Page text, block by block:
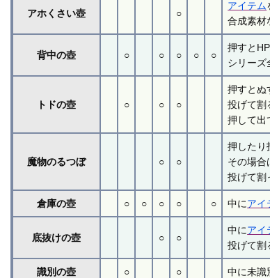
アホくさい壺 ○
アイテム
合成素材
背中の壺 ○ ○ ○ ○ ○
押すと
シリーズ
トドの壺 ○ ○ ○
押すとぬ
投げて割
押して出
魔物のるつぼ ○ ○
押したり
その場合
投げて割
倉庫の壺 ○ ○ ○ ○ ○ 中にアイ
底抜けの壺 ○ ○
中にアイ
投げて割
識別の壺 ○ ○ 中に未識